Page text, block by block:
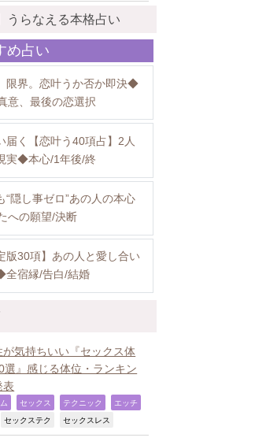
うらなえる本格占い
め占い
限界。恋叶うか否か即決◆
意、最後の恋選択
届く【恋叶う40項占】2人
実◆本心/1年後/終
“隠し事ゼロ”あの人の本心
への願望/決断
版30項】あの人と愛し合い
全宿縁/告白/結婚
が気持ちいい『セックス体
選』感じる体位・ランキン
表
セックス テクニック エッチ
セックステク セックスレス